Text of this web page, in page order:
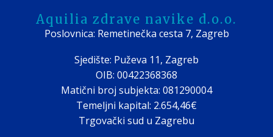
Aquilia zdrave navike d.o.o.
Poslovnica: Remetinečka cesta 7, Zagreb
Sjedište: Puževa 11, Zagreb
OIB: 00422368368
Matični broj subjekta: 081290004
Temeljni kapital: 2.654,46€
Trgovački sud u Zagrebu